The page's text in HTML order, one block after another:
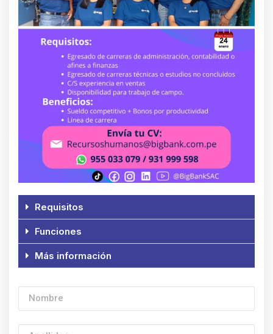
Requisitos
Funciones
Más información